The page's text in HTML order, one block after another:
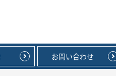
お問い合わせ